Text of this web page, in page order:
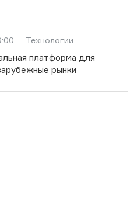
Технологии
платформа для
рынки